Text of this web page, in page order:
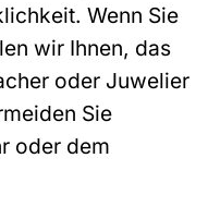
Wenn Sie
wir Ihnen, das
oder Juwelier
Sie
oder dem